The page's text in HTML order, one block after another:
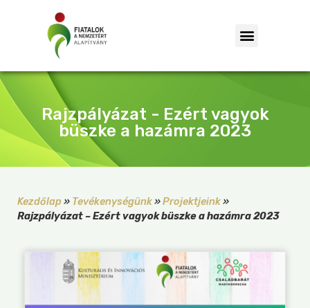
Rajzpályázat - Ezért vagyok
büszke a hazámra 2023
Kezdőlap » Tevékenységünk»Projektjeink»
Rajzpályázat – Ezért vagyok büszke a hazámra 2023